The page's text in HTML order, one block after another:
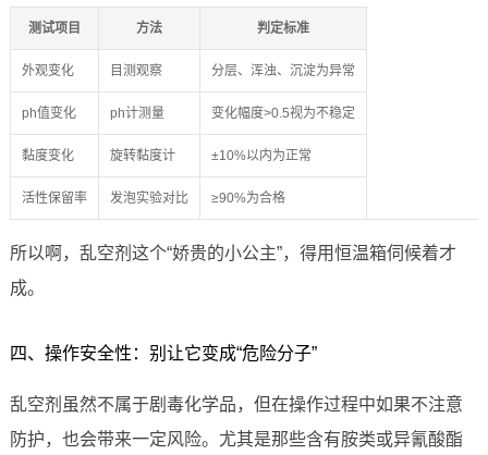
测试项目 方法 判定标准
外观变化 目测观察 分层、浑浊、沉淀为异常
ph值变化 ph计测量 变化幅度>0.5视为不稳定
黏度变化 旋转黏度计 ±10%以内为正常
活性保留率 发泡实验对比 ≥90%为合格
所以啊，乱空剂这个“娇贵的小公主”，得用恒温箱伺候着才
成。
四、操作安全性：别让它变成“危险分子”
乱空剂虽然不属于剧毒化学品，但在操作过程中如果不注意
防护，也会带来一定风险。尤其是那些含有胺类或异氰酸酯